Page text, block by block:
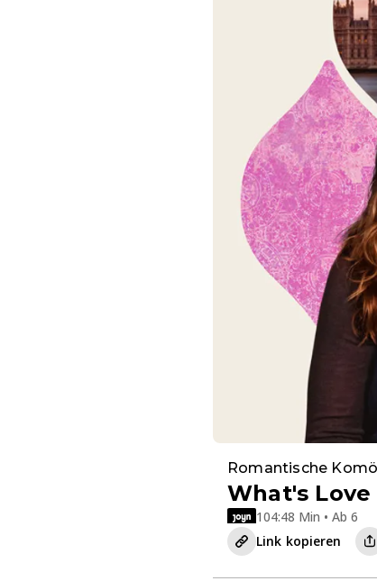
Romantische
What's
104:48 Min • Ab 6
Link kopieren